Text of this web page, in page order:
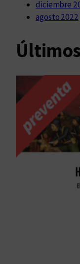
diciembre
agosto 2022